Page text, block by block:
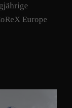
Europe